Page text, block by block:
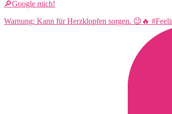
🔎Google mich!
Warnung: Kann für Herzklopfen sorgen. 😉🔥